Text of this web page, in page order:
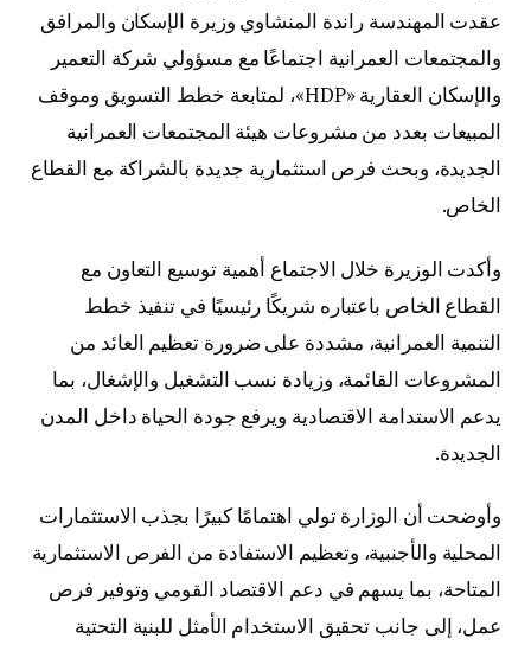
عقدت المهندسة راندة المنشاوي وزيرة الإسكان والمرافق
والمجتمعات العمرانية اجتماعًا مع مسؤولي شركة التعمير
والإسكان العقارية «HDP»، لمتابعة خطط التسويق وموقف
المبيعات بعدد من مشروعات هيئة المجتمعات العمرانية
الجديدة، وبحث فرص استثمارية جديدة بالشراكة مع القطاع
الخاص.
وأكدت الوزيرة خلال الاجتماع أهمية توسيع التعاون مع
القطاع الخاص باعتباره شريكًا رئيسيًا في تنفيذ خطط
التنمية العمرانية، مشددة على ضرورة تعظيم العائد من
المشروعات القائمة، وزيادة نسب التشغيل والإشغال، بما
يدعم الاستدامة الاقتصادية ويرفع جودة الحياة داخل المدن
الجديدة.
وأوضحت أن الوزارة تولي اهتمامًا كبيرًا بجذب الاستثمارات
المحلية والأجنبية، وتعظيم الاستفادة من الفرص الاستثمارية
المتاحة، بما يسهم في دعم الاقتصاد القومي وتوفير فرص
عمل، إلى جانب تحقيق الاستخدام الأمثل للبنية التحتية